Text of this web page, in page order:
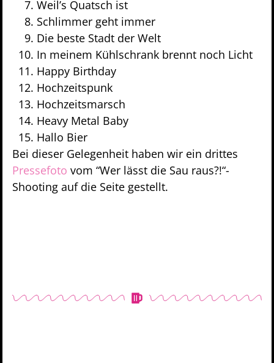
Weil’s Quatsch ist
Schlimmer geht immer
Die beste Stadt der Welt
In meinem Kühlschrank brennt noch Licht
Happy Birthday
Hochzeitspunk
Hochzeitsmarsch
Heavy Metal Baby
Hallo Bier
Bei dieser Gelegenheit haben wir ein drittes
Pressefoto vom “Wer lässt die Sau raus?!“-
Shooting auf die Seite gestellt.